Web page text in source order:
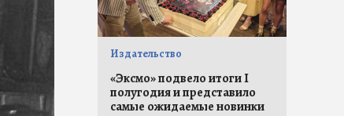
Издательство
«Эксмо» подвело итоги I
полугодия и представило
самые ожидаемые новинки